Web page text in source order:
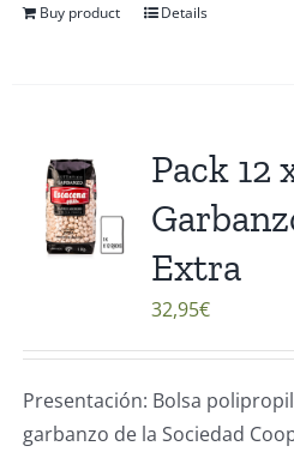
Buy product Details
Pack 12
Extra
32,95€
Presentación: Bolsa
garbanzo de la Sociedad